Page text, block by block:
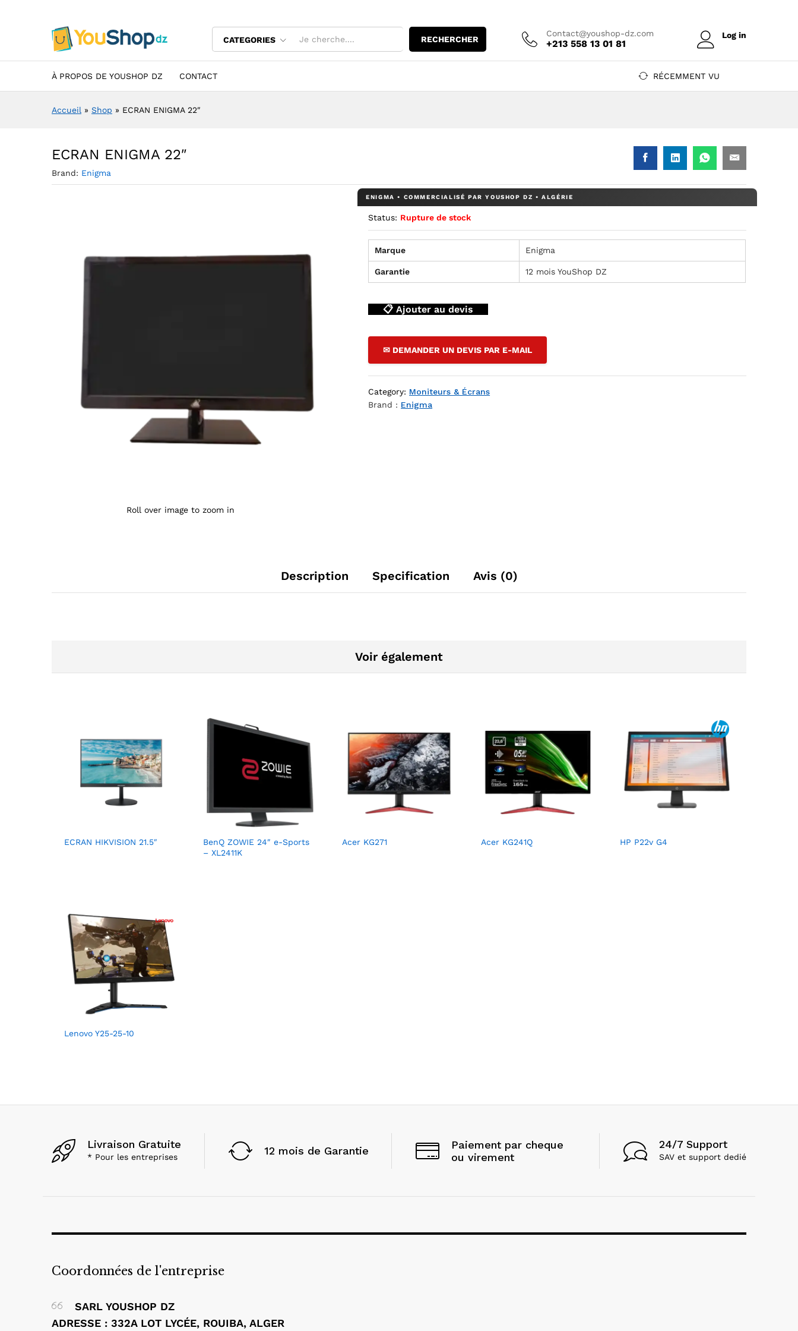
CATEGORIES RECHERCHER
Contact@youshop-dz.com
+213 558 13 01 81
Log in
À PROPOS DE YOUSHOP DZ CONTACT RÉCEMMENT VU
Accueil » Shop » ECRAN ENIGMA 22″
ECRAN ENIGMA 22″
Brand: Enigma
Roll over image to zoom in
Status: Rupture de stock
Marque Enigma
Garantie 12 mois YouShop DZ
📋 Ajouter au devis
✉ DEMANDER UN DEVIS PAR E-MAIL
Category: Moniteurs & Écrans
Brand : Enigma
Description Specification Avis (0)
Voir également
ECRAN HIKVISION 21.5″
BenQ ZOWIE 24″ e-Sports
– XL2411K
Acer KG271 Acer KG241Q HP P22v G4
Lenovo Y25-25-10
Livraison Gratuite
* Pour les entreprises 12 mois de Garantie
Paiement par cheque
ou virement
24/7 Support
SAV et support dedié
Coordonnées de l'entreprise
SARL YOUSHOP DZ
ADRESSE : 332A LOT LYCÉE, ROUIBA, ALGER